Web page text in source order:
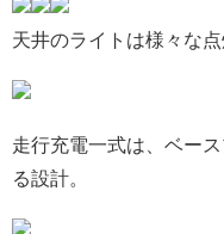
天井のライトは様々な
走行充電一式は、ベー
る設計。